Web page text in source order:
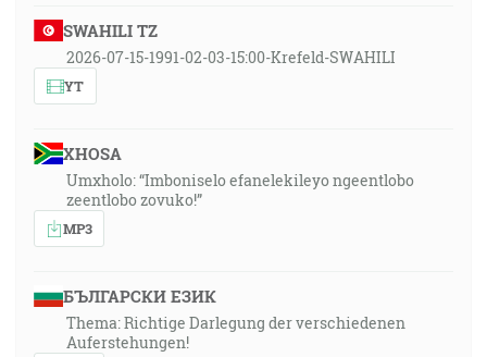
SWAHILI TZ
2026-07-15-1991-02-03-15:00-Krefeld-SWAHILI
YT
XHOSA
Umxholo: “Imboniselo efanelekileyo ngeentlobo
zeentlobo zovuko!”
MP3
БЪЛГАРСКИ ЕЗИК
Thema: Richtige Darlegung der verschiedenen
Auferstehungen!